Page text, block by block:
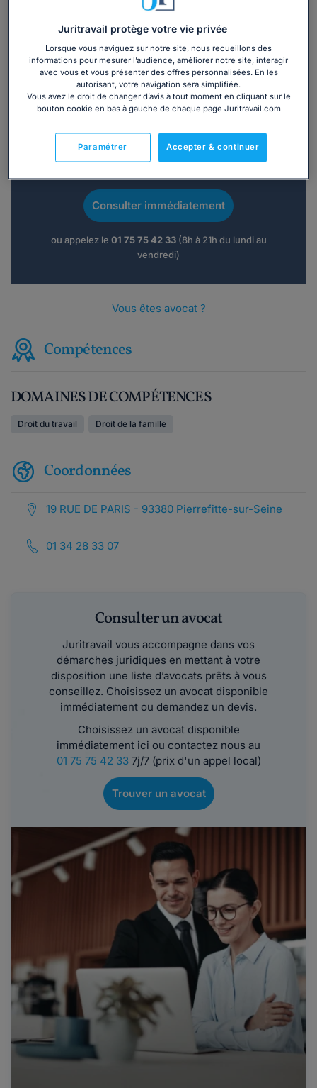
Recevoir des devis d'avocats
3 devis en 48h
Vous souhaitez une consultation par
Consulter immédiatement
ou appelez le 01 75 75 42 33(8h à 21h du lundi au
vendredi)
Vous êtes avocat ?
Compétences
DOMAINES DE COMPÉTENCES
Droit du travail Droit de la famille
Coordonnées
19 RUE DE PARIS - 93380 Pierrefitte-sur-Seine
01 34 28 33 07
Consulter un avocat
Juritravail vous accompagne dans vos
démarches juridiques en mettant à votre
disposition une liste d’avocats prêts à vous
conseillez. Choisissez un avocat disponible
immédiatement ou demandez un devis.
Choisissez un avocat disponible
immédiatement ici ou contactez nous au
01 75 75 42 337j/7 (prix d'un appel local)
Trouver un avocat
Juritravail protège votre vie privée
Lorsque vous naviguez sur notre site, nous recueillons des
informations pour mesurer l’audience, améliorer notre site, interagir
avec vous et vous présenter des offres personnalisées. En les
autorisant, votre navigation sera simplifiée.
Vous avez le droit de changer d’avis à tout moment en cliquant sur le
bouton cookie en bas à gauche de chaque page Juritravail.com
Accepter & continuer
Paramétrer